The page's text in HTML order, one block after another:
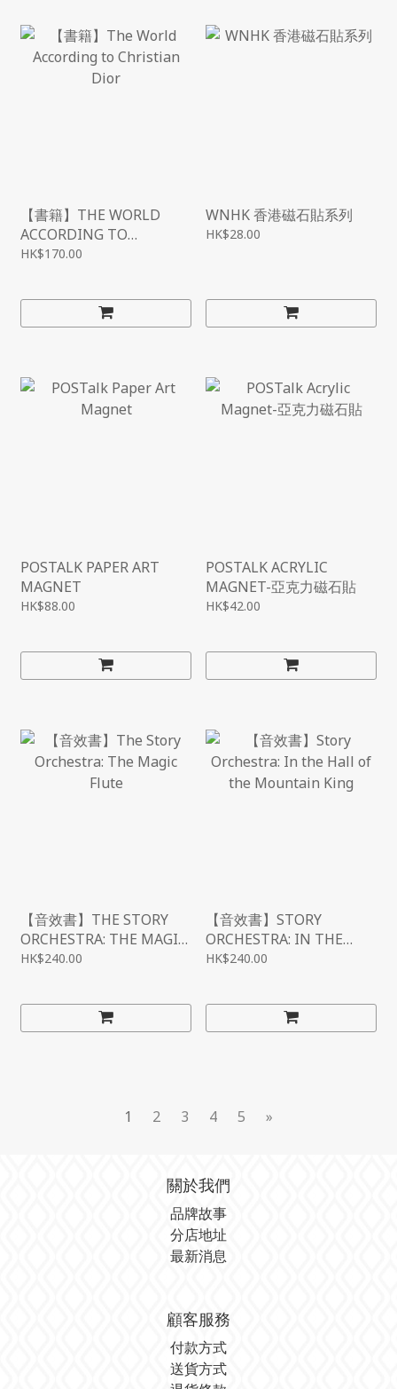
【書籍】THE WORLD
ACCORDING TO
CHRISTIAN DIOR
HK$170.00
WNHK 香港磁石貼系列
HK$28.00
POSTALK PAPER ART
MAGNET
HK$88.00
POSTALK ACRYLIC
MAGNET-亞克力磁石貼
HK$42.00
【音效書】THE STORY
ORCHESTRA: THE MAGIC
FLUTE
HK$240.00
【音效書】STORY
ORCHESTRA: IN THE
HALL OF THE
HK$240.00
1 2 3 4 5 »
關於我們
品牌故事
分店地址
最新消息
顧客服務
付款方式
送貨方式